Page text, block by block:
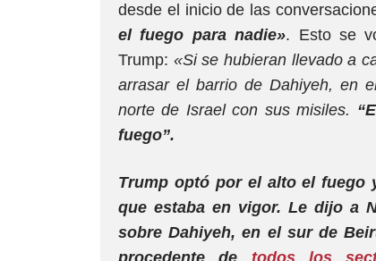
desde el inicio de las
el fuego para nadie». Esto se
Trump: «Si se hubieran llevado a
arrasar el barrio de Dahiyeh, en
norte de Israel con sus misiles.
fuego”.
Trump optó por el alto el fuego
que estaba en vigor. Le dijo a
sobre Dahiyeh, en el sur de
procedente de todos los